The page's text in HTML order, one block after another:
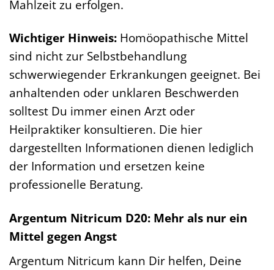
Mahlzeit zu erfolgen.
Wichtiger Hinweis: Homöopathische Mittel
sind nicht zur Selbstbehandlung
schwerwiegender Erkrankungen geeignet. Bei
anhaltenden oder unklaren Beschwerden
solltest Du immer einen Arzt oder
Heilpraktiker konsultieren. Die hier
dargestellten Informationen dienen lediglich
der Information und ersetzen keine
professionelle Beratung.
Argentum Nitricum D20: Mehr als nur ein
Mittel gegen Angst
Argentum Nitricum kann Dir helfen, Deine